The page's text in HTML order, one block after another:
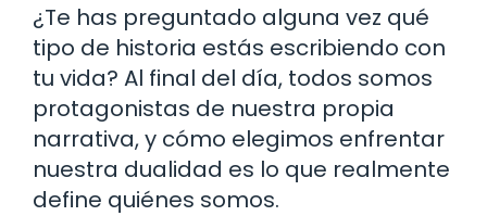
¿Te has preguntado alguna vez qué
tipo de historia estás escribiendo con
tu vida? Al final del día, todos somos
protagonistas de nuestra propia
narrativa, y cómo elegimos enfrentar
nuestra dualidad es lo que realmente
define quiénes somos.